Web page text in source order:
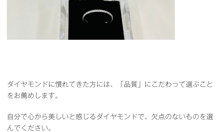
ダイヤモンドに慣れてきた方には、「品質」にこだわって選ぶこと
をお薦めします。
自分で心から美しいと感じるダイヤモンドで、欠点のないものを選
んでください。